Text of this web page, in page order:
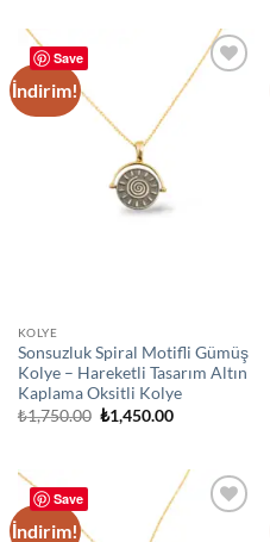
Save
İndirim!
KOLYE
Sonsuzluk Spiral Motifli Gümüş
Kolye – Hareketli Tasarım Altın
Kaplama Oksitli Kolye
₺1,750.00 Orijinal
fiyat:
₺1,450.00Şu
Save
İndirim!